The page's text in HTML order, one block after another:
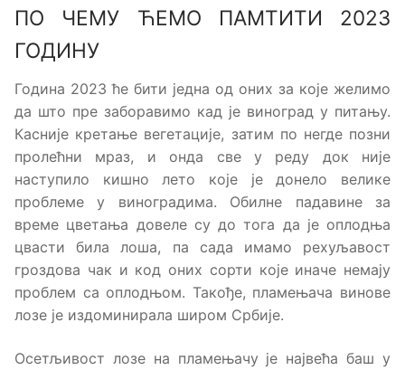
ПО ЧЕМУ ЋЕМО ПАМТИТИ 2023
ГОДИНУ
Година 2023 ће бити једна од оних за које желимо
да што пре заборавимо кад је виноград у питању.
Касније кретање вегетације, затим по негде позни
пролећни мраз, и онда све у реду док није
наступило кишно лето које је донело велике
проблеме у виноградима. Обилне падавине за
време цветања довеле су до тога да је оплодња
цвасти била лоша, па сада имамо рехуљавост
гроздова чак и код оних сорти које иначе немају
проблем са оплодњом. Такође, пламењача винове
лозе је издоминирала широм Србије.
Осетљивост лозе на пламењачу је највећа баш у